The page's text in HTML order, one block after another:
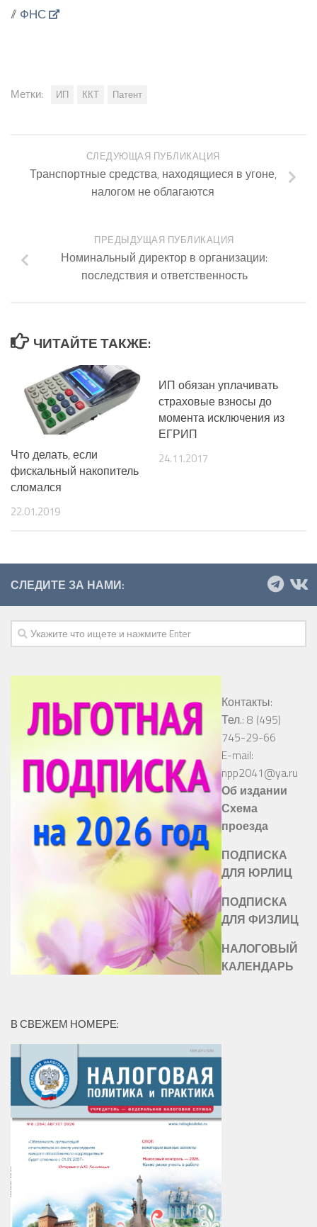
// ФНС
Метки: ИП ККТ Патент
СЛЕДУЮЩАЯ ПУБЛИКАЦИЯ
Транспортные средства, находящиеся в угоне,
налогом не облагаются
ПРЕДЫДУЩАЯ ПУБЛИКАЦИЯ
Номинальный директор в организации:
последствия и ответственность
ЧИТАЙТЕ ТАКЖЕ:
Что делать, если
фискальный накопитель
сломался
22.01.2019
ИП обязан уплачивать
страховые взносы до
момента исключения из
ЕГРИП
24.11.2017
СЛЕДИТЕ ЗА НАМИ:
Контакты:
Тел.: 8 (495)
745-29-66
E-mail:
npp2041@ya.ru
Об издании
Схема
проезда
ПОДПИСКА
ДЛЯ ЮРЛИЦ
ПОДПИСКА
ДЛЯ ФИЗЛИЦ
НАЛОГОВЫЙ
КАЛЕНДАРЬ
В СВЕЖЕМ НОМЕРЕ: